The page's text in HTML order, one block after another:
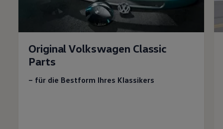
Original Volkswagen Classic
Parts
– für die Bestform Ihres Klassikers